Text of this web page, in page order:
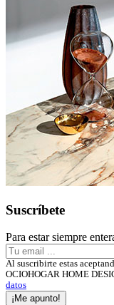
Suscríbete
Para estar siempre
Al suscribirte estas
OCIOHOGAR HOME
datos
¡Me apunto!